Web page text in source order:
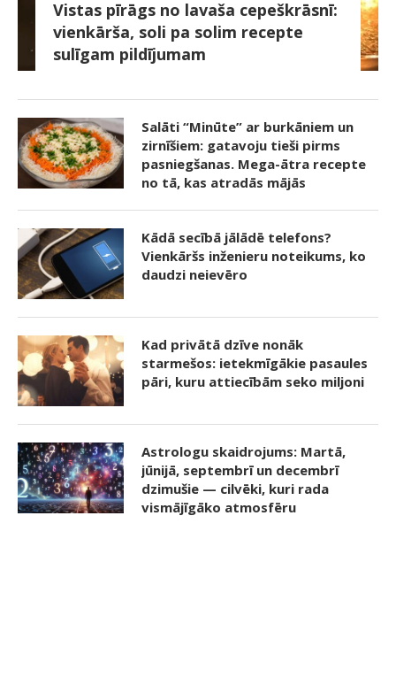
Vistas pīrāgs no lavaša cepeškrāsnī:
vienkārša, soli pa solim recepte
sulīgam pildījumam
Salāti “Minūte” ar burkāniem un
zirnīšiem: gatavoju tieši pirms
pasniegšanas. Mega-ātra recepte
no tā, kas atradās mājās
Kādā secībā jālādē telefons?
Vienkāršs inženieru noteikums, ko
daudzi neievēro
Kad privātā dzīve nonāk
starmešos: ietekmīgākie pasaules
pāri, kuru attiecībām seko miljoni
Astrologu skaidrojums: Martā,
jūnijā, septembrī un decembrī
dzimušie — cilvēki, kuri rada
vismājīgāko atmosfēru